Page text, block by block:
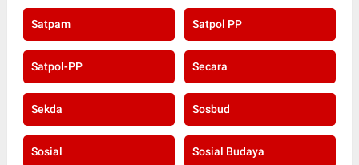
Satpam Satpol PP
Satpol-PP Secara
Sekda Sosbud
Sosial Sosial Budaya